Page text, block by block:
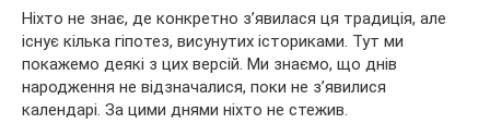
Ніхто не знає, де конкретно з’явилася ця традиція, але
існує кілька гіпотез, висунутих істориками. Тут ми
покажемо деякі з цих версій. Ми знаємо, що днів
народження не відзначалися, поки не з’явилися
календарі. За цими днями ніхто не стежив.